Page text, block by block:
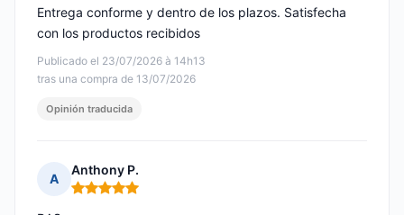
Publicado el 23/07/2026 à 14h13
tras una compra de 13/07/2026
Entrega conforme y dentro de los plazos. Satisfecha
con los productos recibidos
Opinión traducida
A
Anthony P.
Nota: 5 de 5